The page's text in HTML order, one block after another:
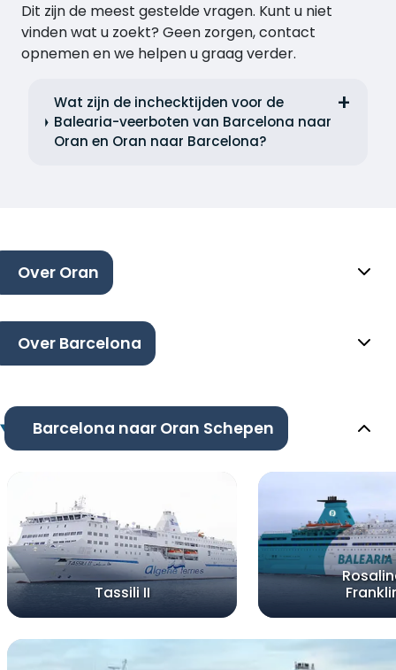
Dit zijn de meest gestelde vragen. Kunt u niet
vinden wat u zoekt? Geen zorgen, contact
opnemen en we helpen u graag verder.
Wat zijn de inchecktijden voor de
Balearia-veerboten van Barcelona naar
Oran en Oran naar Barcelona?
Over Oran
Over Barcelona
Barcelona naar Oran Schepen
Tassili II